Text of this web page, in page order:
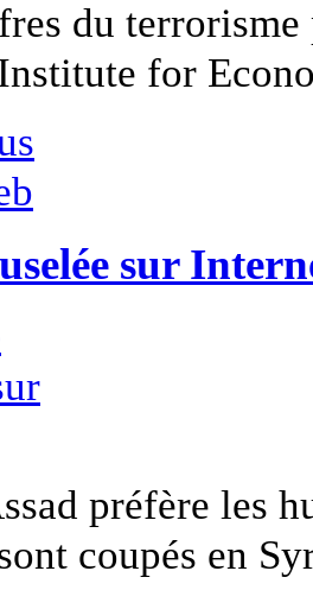
du
for
sur
préfère les
coupés en